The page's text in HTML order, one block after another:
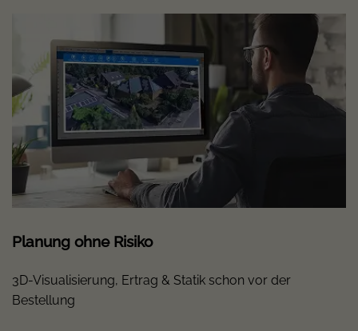
✅ Gesetzlicher Hinweis:
⚠️ Balkonkraftwerke bis 800 W Einspeisung gelten als
steckerfertig. Bei höheren Leistungen sowie bei
Systemen mit Speicher oder All-in-One-Geräten
(Systeme mit integriertem Wechselrichter und
Batteriespeicher) können zusätzliche technische
Anforderungen gelten. Bitte prüfe vor dem Anschluss die
aktuell gültigen VDE-Vorgaben (u.a. zur sog.
Elektrofachkraft-Pflicht) oder nutze die Unterstützung
einer Elektrofachkraft. Bei Fragen oder Unklarheiten
stehen wir dir jederzeit gern beratend zur Seite.
Planung ohne Risiko
3D-Visualisierung, Ertrag & Statik schon vor der
Bestellung